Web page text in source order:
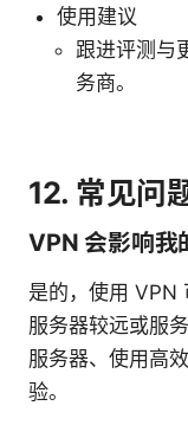
使用建议
跟进评测与
务商。
12. 常见问
VPN 会影响我
是的，使用 VPN
服务器较远或服
服务器、使用高
验。